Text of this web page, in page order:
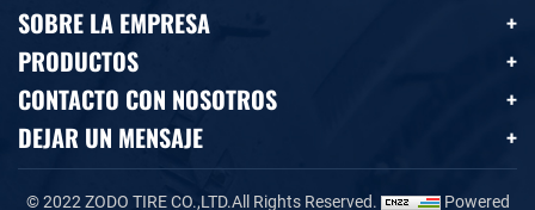
SOBRE LA EMPRESA
PRODUCTOS
CONTACTO CON NOSOTROS
DEJAR UN MENSAJE
© 2022 ZODO TIRE CO.,LTD.All Rights Reserved.
Powered